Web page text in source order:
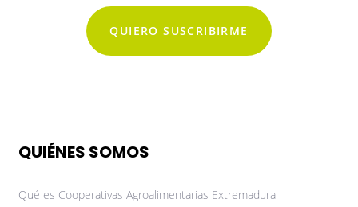
QUIERO SUSCRIBIRME
QUIÉNES SOMOS
Qué es Cooperativas Agroalimentarias Extremadura